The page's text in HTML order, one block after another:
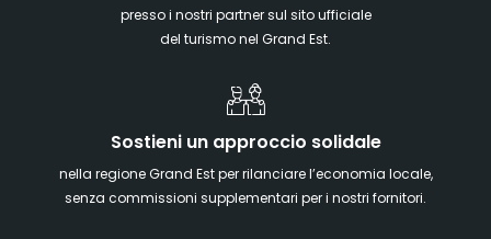
presso i nostri partner sul sito ufficiale
del turismo nel Grand Est.
Sostieni un approccio solidale
nella regione Grand Est per rilanciare l’economia locale,
senza commissioni supplementari per i nostri fornitori.